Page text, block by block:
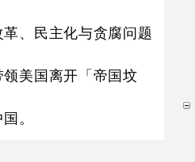
、民主化与贪腐问题
美国离开「帝国坟
。